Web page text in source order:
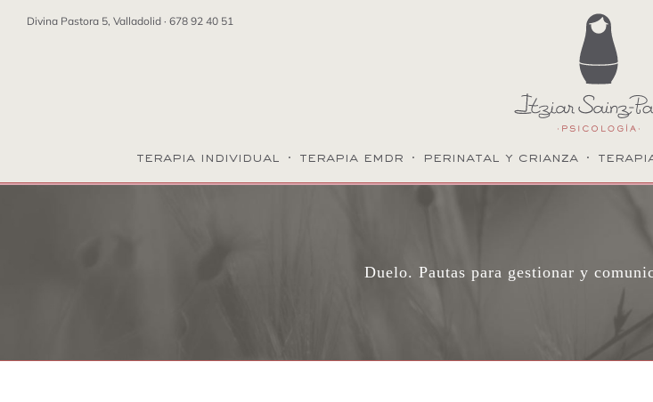
Divina Pastora 5, Valladolid · 678 92 40 51
terapia individual · terapia emdr · perinatal y crianza ·
Duelo. Pautas para gestionar y